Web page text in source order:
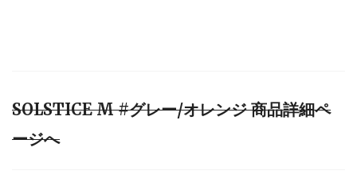
SOLSTICE M #グレー/オレンジ 商品詳細ペ
ージへ